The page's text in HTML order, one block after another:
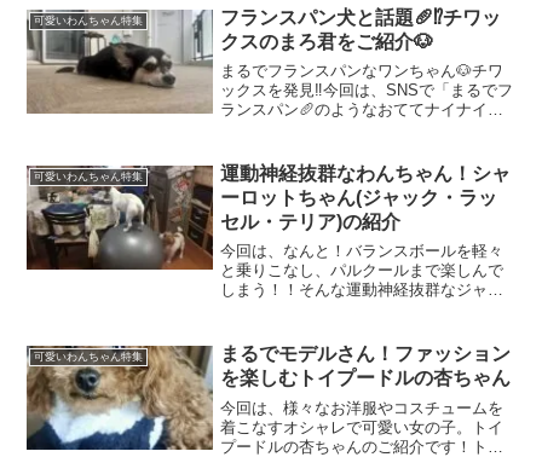
齢：現在5ヶ月「ちゃんとついてきて
る？」と確認する姿...
可愛いわんちゃん特集
フランスパン犬と話題🥖⁉️チワッ
クスのまろ君をご紹介🐶
まるでフランスパンなワンちゃん🐶チワ
ックスを発見‼️今回は、SNSで「まるでフ
ランスパン🥖のようなおててナイナイ姿
ワックス：まろ君のプロフィールお名
前：まろ君犬種：チワ...
可愛いわんちゃん特集
運動神経抜群なわんちゃん！シャ
ーロットちゃん(ジャック・ラッ
セル・テリア)の紹介
今回は、なんと！バランスボールを軽々
と乗りこなし、パルクールまで楽しんで
しまう！！そんな運動神経抜群なジャッ
んのプロフィールお名前：シャーロッ
ト・スノードロップちゃん犬...
可愛いわんちゃん特集
まるでモデルさん！ファッション
を楽しむトイプードルの杏ちゃん
今回は、様々なお洋服やコスチュームを
着こなすオシャレで可愛い女の子。トイ
プードルの杏ちゃんのご紹介です！トイ